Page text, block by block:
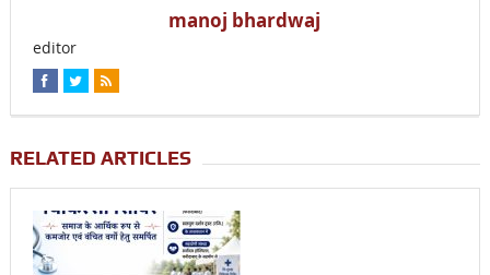
manoj bhardwaj
editor
RELATED ARTICLES